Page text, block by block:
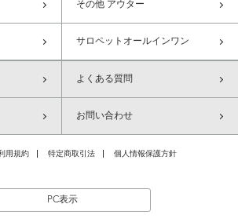
その他 アウター
サロペットオールインワン
よくある質問
お問い合わせ
用規約 特定商取引法 個人情報保護方針
PC表示